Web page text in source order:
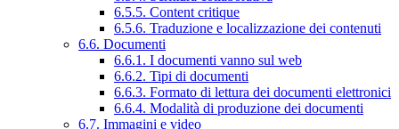
6.5.5. Content critique
6.5.6. Traduzione e localizzazione dei contenuti
6.6. Documenti
6.6.1. I documenti vanno sul web
6.6.2. Tipi di documenti
6.6.3. Formato di lettura dei documenti elettronici
6.6.4. Modalità di produzione dei documenti
6.7. Immagini e video